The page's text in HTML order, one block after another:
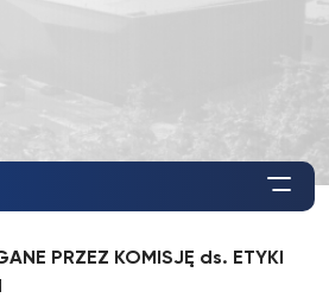
PRZEZ KOMISJĘ ds. ETYKI